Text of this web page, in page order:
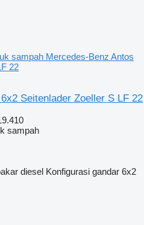
sampah Mercedes-Benz Antos
22
Seitenlader Zoeller S LF 22
sampah
diesel Konfigurasi gandar 6x2